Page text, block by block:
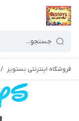
فروشگاه اینترنتی بستویز /